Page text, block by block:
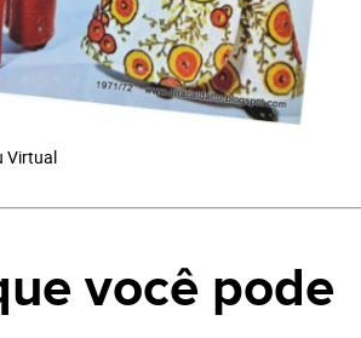
Virtual
você pode